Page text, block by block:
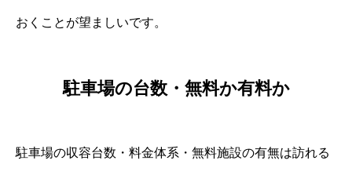
おくことが望ましいです。
駐車場の台数・無料か有料か
駐車場の収容台数・料金体系・無料施設の有無は訪れる